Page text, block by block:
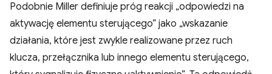
Podobnie Miller definiuje próg reakcji „odpowiedzi na
aktywację elementu sterującego” jako „wskazanie
działania, które jest zwykle realizowane przez ruch
klucza, przełącznika lub innego elementu sterującego,